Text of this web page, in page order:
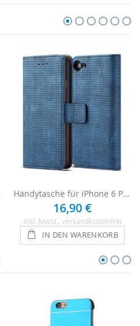
Handytasche für iPhone 6 Plus / 6s Plus - Blau
16,90 €
Inkl. MwSt. , versandkostenfrei
IN DEN WARENKORB